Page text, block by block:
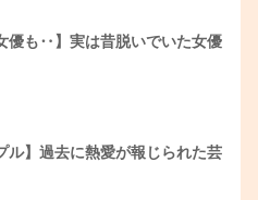
優も‥】実は昔脱いでいた女優
ル】過去に熱愛が報じられた芸